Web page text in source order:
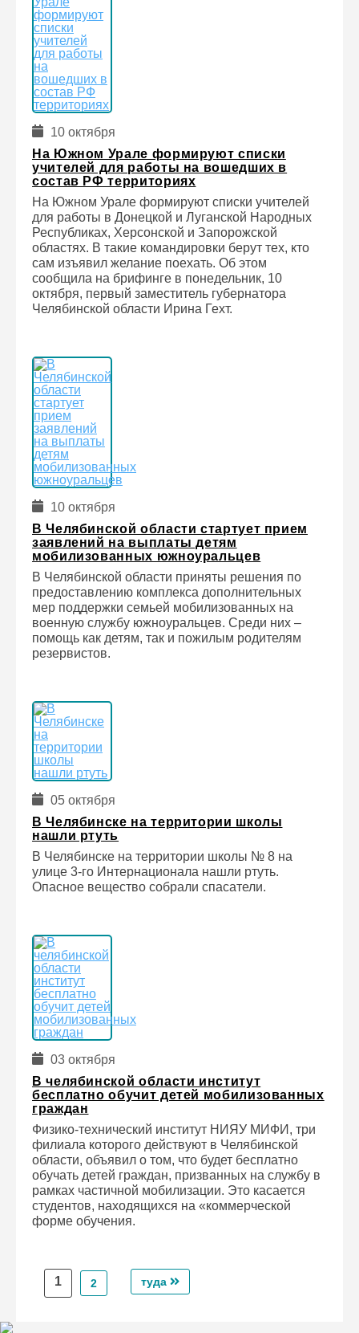
10 октября
На Южном Урале формируют списки
учителей для работы на вошедших в
состав РФ территориях
На Южном Урале формируют списки учителей
для работы в Донецкой и Луганской Народных
Республиках, Херсонской и Запорожской
областях. В такие командировки берут тех, кто
сам изъявил желание поехать. Об этом
сообщила на брифинге в понедельник, 10
октября, первый заместитель губернатора
Челябинской области Ирина Гехт.
10 октября
В Челябинской области стартует прием
заявлений на выплаты детям
мобилизованных южноуральцев
В Челябинской области приняты решения по
предоставлению комплекса дополнительных
мер поддержки семьей мобилизованных на
военную службу южноуральцев. Среди них –
помощь как детям, так и пожилым родителям
резервистов.
05 октября
В Челябинске на территории школы
нашли ртуть
В Челябинске на территории школы № 8 на
улице 3-го Интернационала нашли ртуть.
Опасное вещество собрали спасатели.
03 октября
В челябинской области институт
бесплатно обучит детей мобилизованных
граждан
Физико-технический институт НИЯУ МИФИ, три
филиала которого действуют в Челябинской
области, объявил о том, что будет бесплатно
обучать детей граждан, призванных на службу в
рамках частичной мобилизации. Это касается
студентов, находящихся на «коммерческой
форме обучения.
1 2 туда